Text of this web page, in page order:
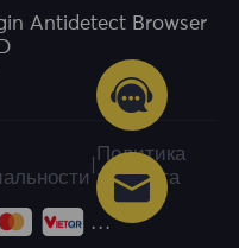
Antidetect Browser
Политика
возврата